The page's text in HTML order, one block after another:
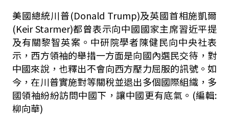
美國總統川普(Donald Trump)及英國首相施凱爾
(Keir Starmer)都曾表示向中國國家主席習近平提
及有關黎智英案。中研院學者陳健民向中央社表
示，西方領袖的舉措一方面是向國內選民交待，對
中國來說，也釋出不會向西方壓力屈服的訊號。如
今，在川普實施對等關稅並退出多個國際組織，多
國領袖紛紛訪問中國下，讓中國更有底氣。(編輯:
柳向華)